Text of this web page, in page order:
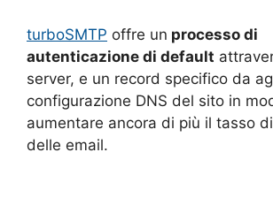
turboSMTP offre un processo di
autenticazione di default
server, e un record specifico da
configurazione DNS del sito in
aumentare ancora di più il tasso
delle email.